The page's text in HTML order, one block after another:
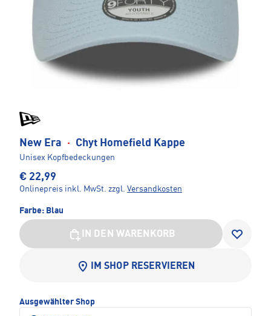
New Era · Chyt Homefield Kappe
Unisex Kopfbedeckungen
€ 22,99
Onlinepreis inkl. MwSt. zzgl. Versandkosten
Farbe: Blau
IN DEN WARENKORB
IM SHOP RESERVIEREN
Ausgewählter Shop